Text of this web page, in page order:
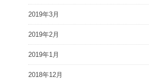
2019年3月
2019年2月
2019年1月
2018年12月